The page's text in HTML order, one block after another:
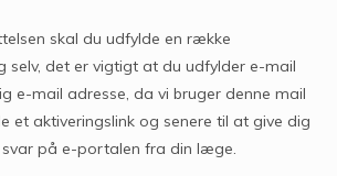
skal du udfylde en række
selv, det er vigtigt at du udfylder e-mail
e-mail adresse, da vi bruger denne mail
et aktiveringslink og senere til at give dig
svar på e-portalen fra din læge.